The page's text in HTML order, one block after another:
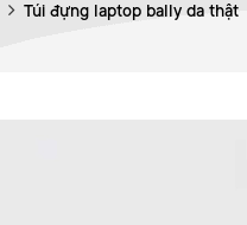
Túi đựng laptop bally da thật